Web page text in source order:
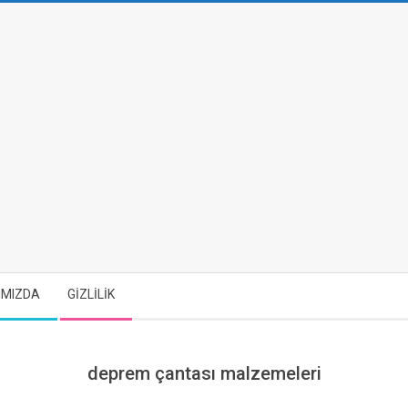
GİZLİLİK
deprem çantası malzemeleri